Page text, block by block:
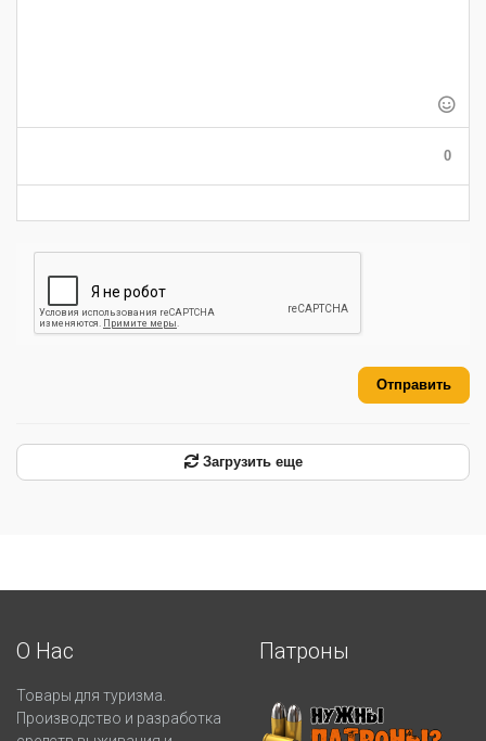
0
Отправить
Загрузить еще
О Нас
Товары для туризма.
Производство и разработка
Патроны